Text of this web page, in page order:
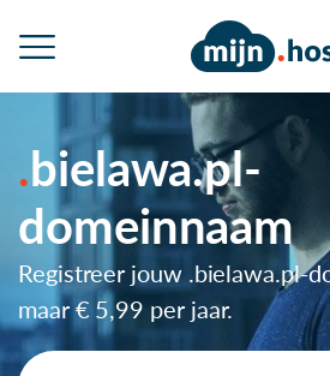
bielawa.pl-
domeinnaam
Registreer jouw .bielawa.pl-
maar € 5,99 per jaar.